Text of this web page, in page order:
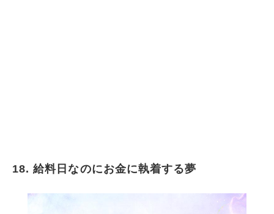
18. 給料日なのにお金に執着する夢